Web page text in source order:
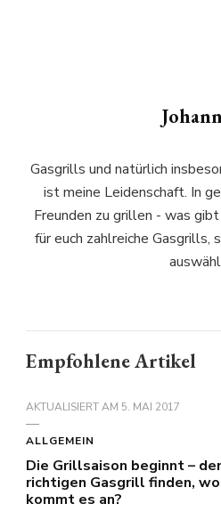
Gasgrills und natürlich
ist meine Leidenschaft. In
Freunden zu grillen - was
für euch zahlreiche Gasgrills,
Empfohlene Artikel
AKTUALISIERT AM 5. MAI 2017
ALLGEMEIN
Die Grillsaison beginnt –
richtigen Gasgrill finden,
kommt es an?